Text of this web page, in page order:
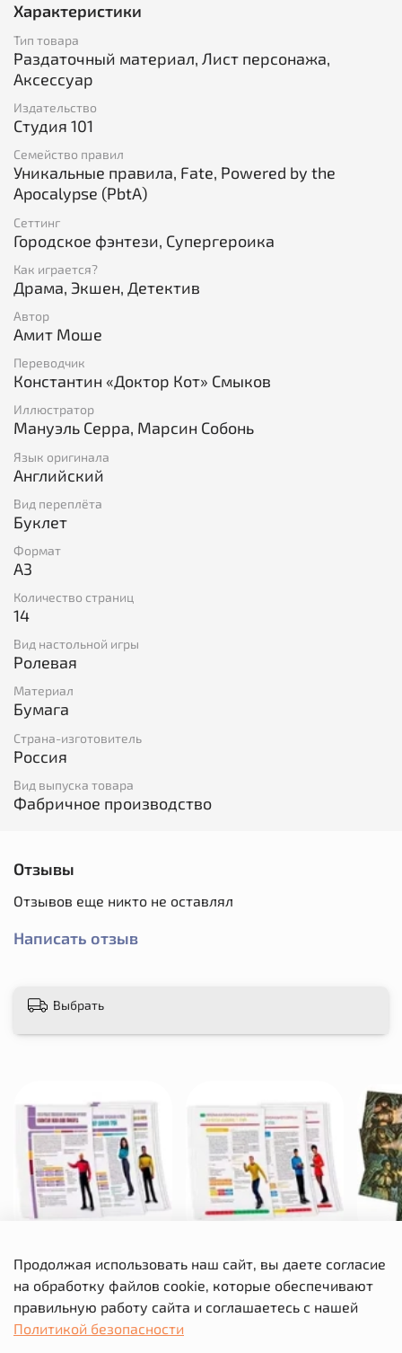
описание ходов;
интересные комбинации ключей.
Среди 14 досье вы найдёте 7 героев, описанных в
Митоз, Пост Мортем, Саламандра, Фликер и
Экскалибур) и 7 совершенно новых персонажей,
которых можно выбрать и сыграть с чистого листа:
Басси (Бастет),
Бодхи (Бодхидхарма),
Мёртвая Голова (Чернобог),
Лэнс Салливан (Дон Кихот),
Скарлет (Красная Шапочка).
Все 14 персонажей полностью совместимы как с
«быстрым стартом», так и с основной игрой. «Досье»
персонажа практически на любой вкус!
Характеристики
Тип товара
Раздаточный материал, Лист персонажа,
Аксессуар
Издательство
Студия 101
Семейство правил
Уникальные правила, Fate, Powered by the
Apocalypse (PbtA)
Сеттинг
Городское фэнтези, Супергероика
Как играется?
Драма, Экшен, Детектив
Автор
Амит Моше
Переводчик
Константин «Доктор Кот» Смыков
Иллюстратор
Мануэль Серра, Марсин Собонь
Язык оригинала
Английский
Вид переплёта
Буклет
Формат
А3
Количество страниц
14
Вид настольной игры
Ролевая
Материал
Бумага
Страна-изготовитель
Россия
Вид выпуска товара
Фабричное производство
Отзывы
Отзывов еще никто не оставлял
Написать отзыв
Выбрать
Набор бланков
«Следующее поколение».
Звёздный путь
Целых 42 палубы на 8
персонажей
Набор бланков
«Оригинальный сериал».
Звездный путь
Бланков хватит на 5 лет в
По
Продолжая использовать наш сайт, вы даете согласие
на обработку файлов cookie, которые обеспечивают
правильную работу сайта и соглашаетесь с нашей
Политикой безопасности